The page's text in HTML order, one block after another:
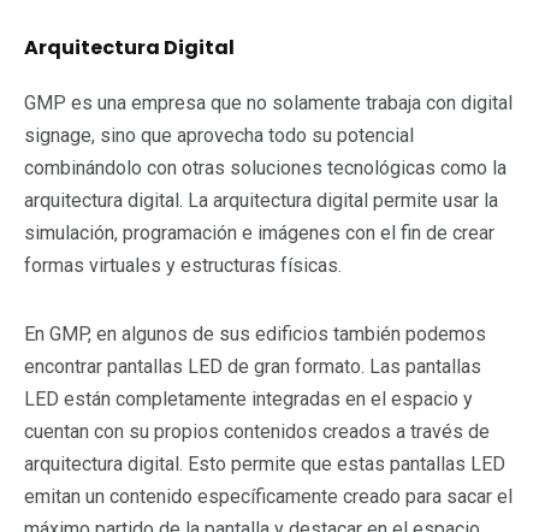
Arquitectura Digital
GMP es una empresa que no solamente trabaja con digital
signage, sino que aprovecha todo su potencial
combinándolo con otras soluciones tecnológicas como la
arquitectura digital. La arquitectura digital permite usar la
simulación, programación e imágenes con el fin de crear
formas virtuales y estructuras físicas.
En GMP, en algunos de sus edificios también podemos
encontrar pantallas LED de gran formato. Las pantallas
LED están completamente integradas en el espacio y
cuentan con su propios contenidos creados a través de
arquitectura digital. Esto permite que estas pantallas LED
emitan un contenido específicamente creado para sacar el